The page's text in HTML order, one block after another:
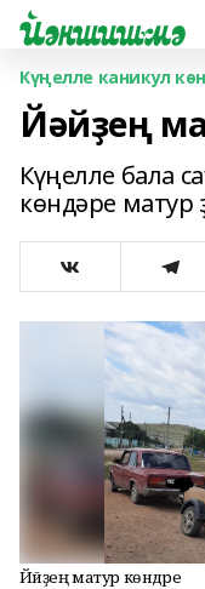
Күңелле каникул
Йәйҙең
Күңелле бала
көндәре матур
Йәйҙең матур көндәре